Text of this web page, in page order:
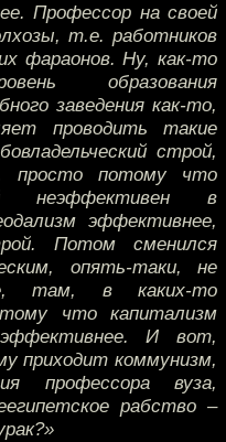
Профессор на своей
т.е. работников
фараонов. Ну, как-то
образования
заведения как-то,
проводить такие
строй,
просто потому что
неэффективен в
эффективнее,
Потом сменился
опять-таки, не
там, в каких-то
что капитализм
эффективнее. И вот,
приходит коммунизм,
профессора вуза,
рабство –